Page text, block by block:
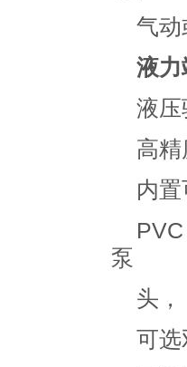
气动
液力
液压
高
内
泵
头
可选